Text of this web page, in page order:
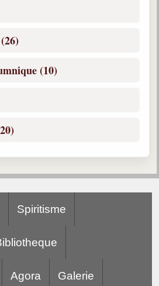
(10)
Spiritisme
Agora Galerie